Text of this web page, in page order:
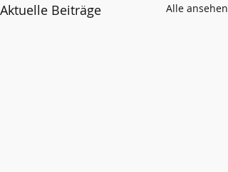
Aktuelle Beiträge Alle ansehen